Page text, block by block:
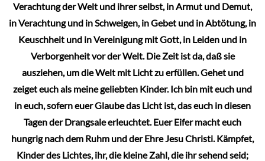
Verachtung der Welt und ihrer selbst, in Armut und Demut,
in Verachtung und in Schweigen, in Gebet und in Abtötung, in
Keuschheit und in Vereinigung mit Gott, in Leiden und in
Verborgenheit vor der Welt. Die Zeit ist da, daß sie
ausziehen, um die Welt mit Licht zu erfüllen. Gehet und
zeiget euch als meine geliebten Kinder. Ich bin mit euch und
in euch, sofern euer Glaube das Licht ist, das euch in diesen
Tagen der Drangsale erleuchtet. Euer Eifer macht euch
hungrig nach dem Ruhm und der Ehre Jesu Christi. Kämpfet,
Kinder des Lichtes, ihr, die kleine Zahl, die ihr sehend seid;